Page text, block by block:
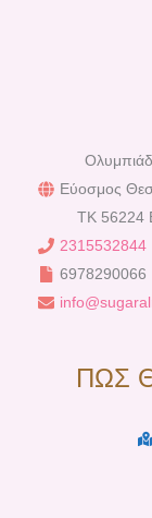
Εύοσμος
TK 56224
2315532844
6978290066
ΠΩΣ